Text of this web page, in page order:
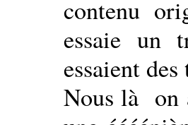
contenu
essaie un
essaient
Nous là on